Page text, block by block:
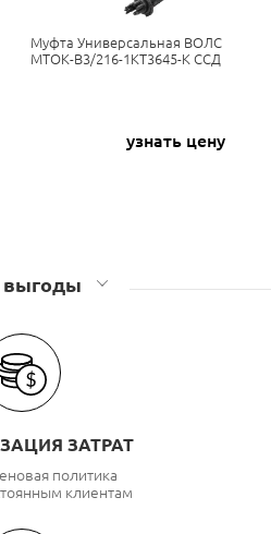
Муфта Универсальная ВОЛС
МТОК-В3/216-1КТ3645-К ССД
узнать цену
ЗАТРАТ
политика
клиентам